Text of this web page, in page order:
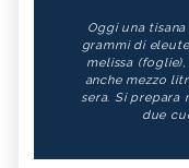
Oggi una
grammi di
melissa
anche mezzo
sera. Si prepara
due